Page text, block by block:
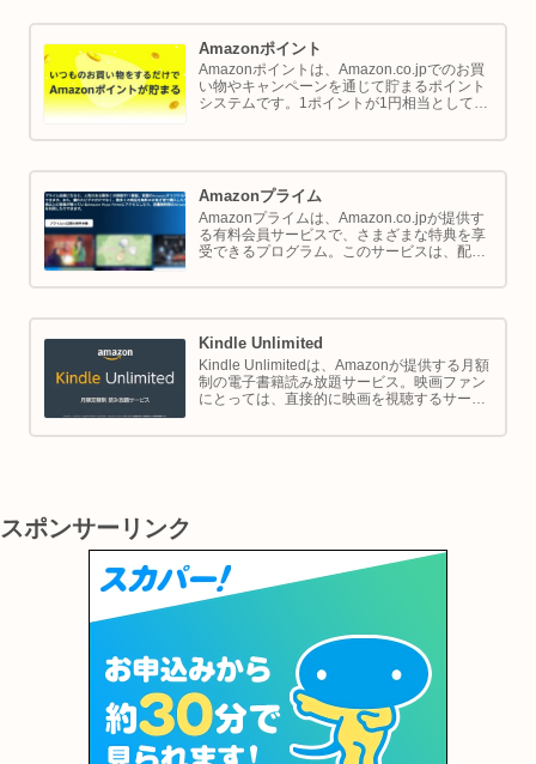
Amazonポイント
Amazonポイントは、Amazon.co.jpでのお買
い物やキャンペーンを通じて貯まるポイント
システムです。1ポイントが1円相当として、
では Amazon ポイントの使い方と貯め方を解
Amazonプライム
Amazonプライムは、Amazon.co.jpが提供す
る有料会員サービスで、さまざまな特典を享
受できるプログラム。このサービスは、配送
実、さらには限定割引までをカバーし、日常
Kindle Unlimited
Kindle Unlimitedは、Amazonが提供する月額
制の電子書籍読み放題サービス。映画ファン
にとっては、直接的に映画を視聴するサービ
理解し、楽しむための間接的なツールとして
スポンサーリンク